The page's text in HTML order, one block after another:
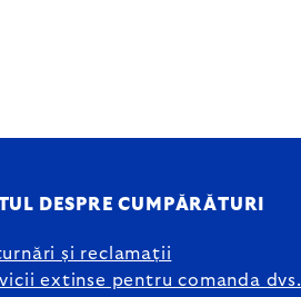
DESPRE CUMPĂRĂTURI
și reclamații
extinse pentru comanda dvs.